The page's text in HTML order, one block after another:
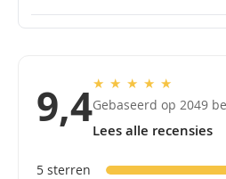
9,4★ ★ ★ ★ ★
Gebaseerd op 2049
Lees alle recensies
5 sterren